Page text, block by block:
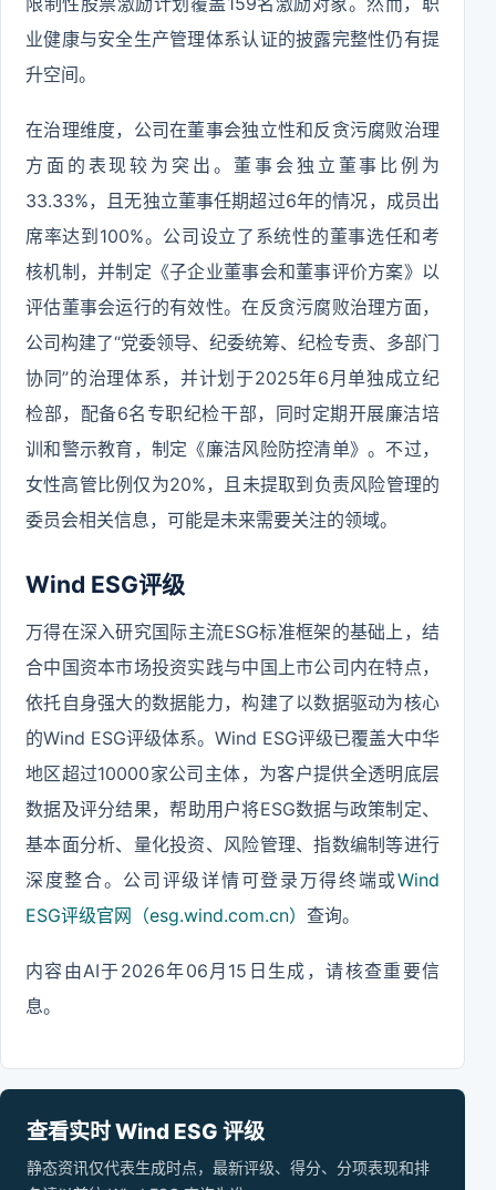
业健康与安全生产管理体系认证的披露完整性仍有提
升空间。
在治理维度，公司在董事会独立性和反贪污腐败治理
方面的表现较为突出。董事会独立董事比例为
33.33%，且无独立董事任期超过6年的情况，成员出
席率达到100%。公司设立了系统性的董事选任和考
核机制，并制定《子企业董事会和董事评价方案》以
评估董事会运行的有效性。在反贪污腐败治理方面，
公司构建了“党委领导、纪委统筹、纪检专责、多部门
协同”的治理体系，并计划于2025年6月单独成立纪
检部，配备6名专职纪检干部，同时定期开展廉洁培
训和警示教育，制定《廉洁风险防控清单》。不过，
女性高管比例仅为20%，且未提取到负责风险管理的
委员会相关信息，可能是未来需要关注的领域。
Wind ESG评级
万得在深入研究国际主流ESG标准框架的基础上，结
合中国资本市场投资实践与中国上市公司内在特点，
依托自身强大的数据能力，构建了以数据驱动为核心
的Wind ESG评级体系。Wind ESG评级已覆盖大中华
地区超过10000家公司主体，为客户提供全透明底层
数据及评分结果，帮助用户将ESG数据与政策制定、
基本面分析、量化投资、风险管理、指数编制等进行
深度整合。公司评级详情可登录万得终端或Wind
ESG评级官网（esg.wind.com.cn） 查询。
内容由AI于2026年06月15日生成，请核查重要信
息。
查看实时 Wind ESG 评级
静态资讯仅代表生成时点，最新评级、得分、分项表现和排